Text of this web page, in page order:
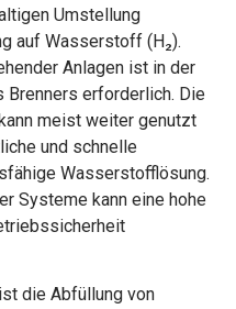
Umstellung
auf Wasserstoff (H₂).
Anlagen ist in der
Brenners erforderlich. Die
meist weiter genutzt
und schnelle
Wasserstofflösung.
Systeme kann eine hohe
die Abfüllung von